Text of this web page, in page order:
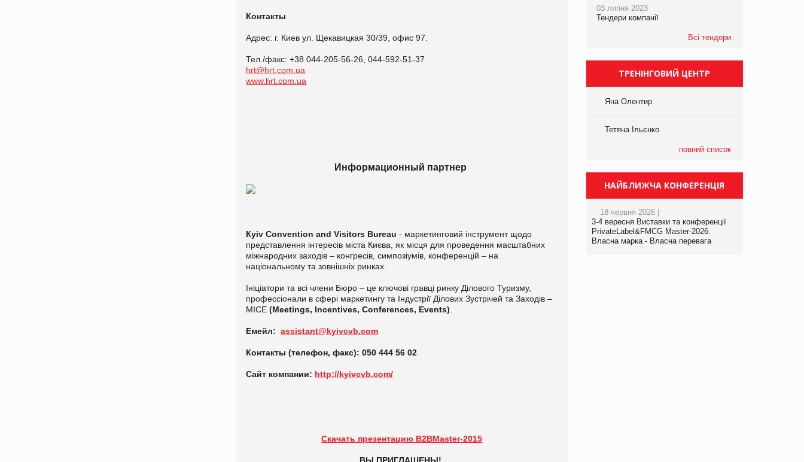
Контакты
Адрес: г. Киев ул. Щекавицкая 30/39, офис 97.
Тел./факс: +38 044-205-56-26, 044-592-51-37
hrt@hrt.com.ua
www.hrt.com.ua
Информационный партнер
Кyiv Convention and Visitors Bureau- маркетинговий інструмент щодо
представлення інтересів міста Києва, як місця для проведення масштабних
міжнародних заходів – конгресів, симпозіумів, конференцій – на
національному та зовнішніх ринках.
Ініціатори та всі члени Бюро – це ключові гравці ринку Ділового Туризму,
профессіонали в сфері маркетингу та Індустрії Ділових Зустрічей та Заходів –
MICE(Meetings, Incentives, Conferences, Events)
Емейл:assistant@kyivcvb.com
Контакты (телефон, факс): 050 444 56 02
Сайт компании: http://kyivcvb.com/
Скачать презентацию B2BMaster-2015
03 липня 2023
Тендери компанії
Всі тендери
ТРЕНІНГОВИЙ ЦЕНТР
Яна Олентир
Тетяна Ільєнко
повний список
НАЙБЛИЖЧА КОНФЕРЕНЦІЯ
18 червня 2026 |
3-4 вересня Виставки та конференції
PrivateLabel&FMCG Master-2026:
Власна марка - Власна перевага